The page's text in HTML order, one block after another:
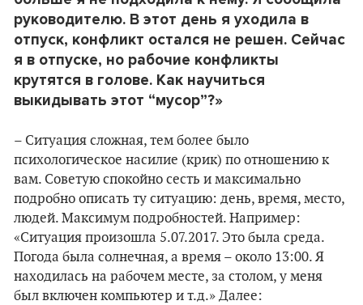
руководителю. В этот день я уходила в
отпуск, конфликт остался не решен. Сейчас
я в отпуске, но рабочие конфликты
крутятся в голове. Как научиться
выкидывать этот “мусор”?»
– Ситуация сложная, тем более было
психологическое насилие (крик) по отношению к
вам. Советую спокойно сесть и максимально
подробно описать ту ситуацию: день, время, место,
людей. Максимум подробностей. Например:
«Ситуация произошла 5.07.2017. Это была среда.
Погода была солнечная, а время – около 13:00. Я
находилась на рабочем месте, за столом, у меня
был включен компьютер и т.д.» Далее: